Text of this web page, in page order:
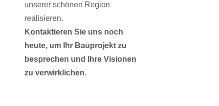
unserer schönen Region
realisieren.
Kontaktieren Sie uns noch
heute, um Ihr Bauprojekt zu
besprechen und Ihre Visionen
zu verwirklichen.